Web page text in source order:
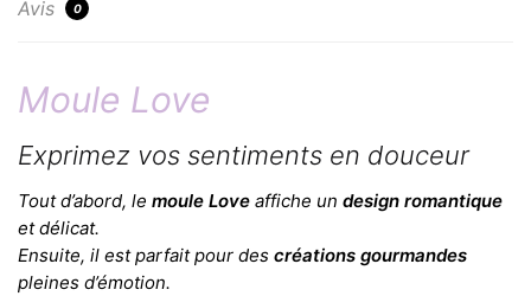
Avis 0
Moule Love
Exprimez vos sentiments en douceur
Tout d’abord, le moule Love affiche un design romantique
et délicat.
Ensuite, il est parfait pour des créations gourmandes
pleines d’émotion.